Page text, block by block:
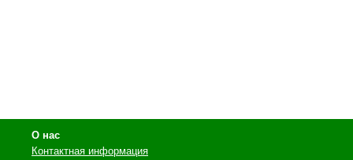
О нас
Контактная информация